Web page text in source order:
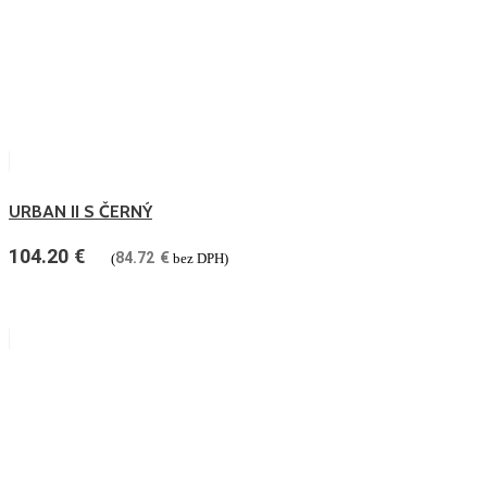
URBAN II S ČERNÝ
104.20 € (84.72 € bez DPH)